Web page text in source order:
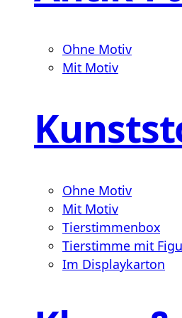
Ohne Motiv
Mit Motiv
Ohne Motiv
Mit Motiv
Tierstimmenbox
Tierstimme mit
Im Displaykarton